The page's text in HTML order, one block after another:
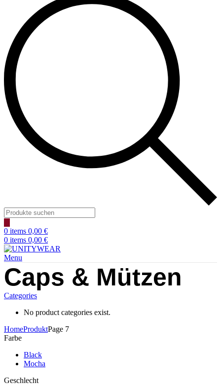
Products
search
0 items 0,00 €
0 items 0,00 €
Menu
Caps & Mützen
Categories
No product categories exist.
HomeProduktPage 7
Farbe
Black
Mocha
Geschlecht